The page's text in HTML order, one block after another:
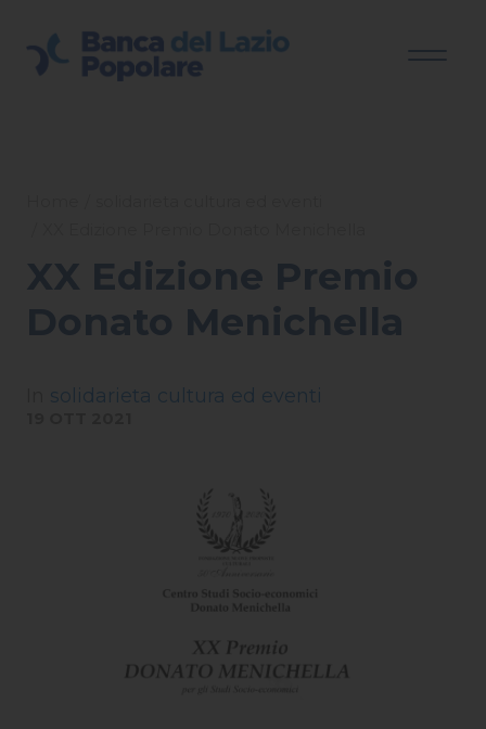
XX Edizione Premio
Donato Menichella
solidarieta cultura ed eventi